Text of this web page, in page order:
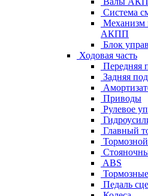
Система
Механизм
АКПП
Блок
Ходовая часть
Передняя
Задняя
Приводы
Рулевое
Главный
ABS
Педаль